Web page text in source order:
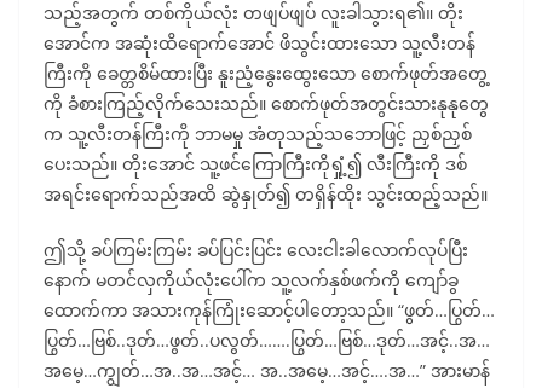
သည့်အတွက် တစ်ကိုယ်လုံး တဖျပ်ဖျပ် လူးခါသွားရ၏။ တိုး
အောင်က အဆုံးထိရောက်အောင် ဖိသွင်းထားသော သူ့လီးတန်
ကြီးကို ခေတ္တစိမ်ထားပြီး နူးညံ့နွေးထွေးသော စောက်ဖုတ်အတွေ့
ကို ခံစားကြည့်လိုက်သေးသည်။ စောက်ဖုတ်အတွင်းသားနုနုတွေ
က သူ့လီးတန်ကြီးကို ဘာမမှု အံတုသည့်သဘောဖြင့် ညှစ်ညှစ်
ပေးသည်။ တိုးအောင် သူ့ဖင်ကြောကြီးကိုရှုံ့၍ လီးကြီးကို ဒစ်
အရင်းရောက်သည်အထိ ဆွဲနှုတ်၍ တရှိန်ထိုး သွင်းထည့်သည်။
ဤသို့ ခပ်ကြမ်းကြမ်း ခပ်ပြင်းပြင်း လေးငါးခါလောက်လုပ်ပြီး
နောက် မတင်လှကိုယ်လုံးပေါ်က သူ့လက်နှစ်ဖက်ကို ကျော်ခွ
ထောက်ကာ အသားကုန်ကြုံးဆောင့်ပါတော့သည်။ “ဖွတ်…ပြွတ်…
ပြွတ်…ဗြစ်..ဒုတ်…ဖွတ်..ပလွတ်…….ပြွတ်…ဗြစ်…ဒုတ်…အင့်..အ…
အမေ့…ကျွတ်…အ..အ…အင့်… အ..အမေ့…အင့်….အ…” အားမာန်